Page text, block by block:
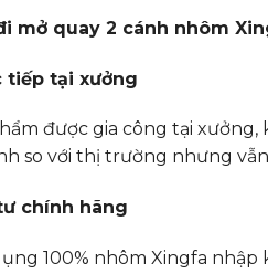
mở quay 2 cánh nhôm
tiếp tại xưởng
được gia công tại
so với thị trường nhưng
chính hãng
100% nhôm Xingfa